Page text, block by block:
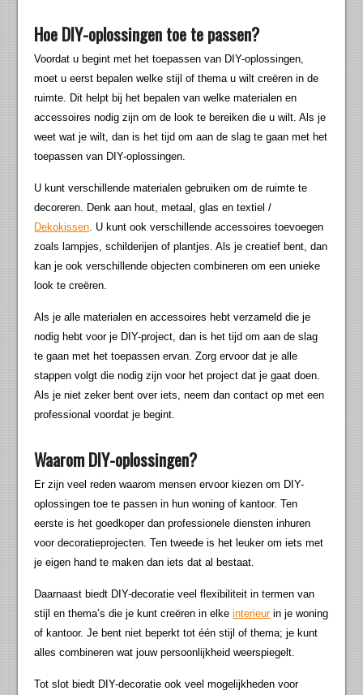
Hoe DIY-oplossingen toe te passen?
Voordat u begint met het toepassen van DIY-oplossingen,
moet u eerst bepalen welke stijl of thema u wilt creëren in de
ruimte. Dit helpt bij het bepalen van welke materialen en
accessoires nodig zijn om de look te bereiken die u wilt. Als je
weet wat je wilt, dan is het tijd om aan de slag te gaan met het
toepassen van DIY-oplossingen.
U kunt verschillende materialen gebruiken om de ruimte te
decoreren. Denk aan hout, metaal, glas en textiel /
Dekokissen. U kunt ook verschillende accessoires toevoegen
zoals lampjes, schilderijen of plantjes. Als je creatief bent, dan
kan je ook verschillende objecten combineren om een unieke
look te creëren.
Als je alle materialen en accessoires hebt verzameld die je
nodig hebt voor je DIY-project, dan is het tijd om aan de slag
te gaan met het toepassen ervan. Zorg ervoor dat je alle
stappen volgt die nodig zijn voor het project dat je gaat doen.
Als je niet zeker bent over iets, neem dan contact op met een
professional voordat je begint.
Waarom DIY-oplossingen?
Er zijn veel reden waarom mensen ervoor kiezen om DIY-
oplossingen toe te passen in hun woning of kantoor. Ten
eerste is het goedkoper dan professionele diensten inhuren
voor decoratieprojecten. Ten tweede is het leuker om iets met
je eigen hand te maken dan iets dat al bestaat.
Daarnaast biedt DIY-decoratie veel flexibiliteit in termen van
stijl en thema’s die je kunt creëren in elkeinterieurin je woning
of kantoor. Je bent niet beperkt tot één stijl of thema; je kunt
alles combineren wat jouw persoonlijkheid weerspiegelt.
Tot slot biedt DIY-decoratie ook veel mogelijkheden voor